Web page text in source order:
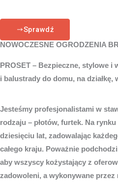
Sprawdź
NOWOCZESNE OGRODZENIA
PROSET – Bezpieczne, stylowe i
i balustrady do domu, na działkę,
Jesteśmy profesjonalistami w
rodzaju – płotów, furtek. Na
dziesięciu lat, zadowalając
całego kraju. Poważnie
aby wszyscy kożystający z
zadowoleni, a wykonywane